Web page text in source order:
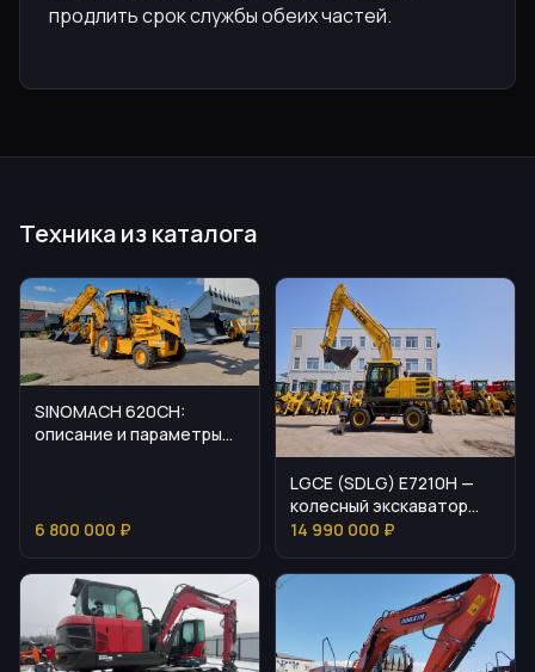
продлить срок службы обеих частей.
Техника из каталога
SINOMACH 620CH:
описание и параметры
6 800 000 ₽
LGCE (SDLG) E7210H —
колесный экскаватор
нового поколения
14 990 000 ₽